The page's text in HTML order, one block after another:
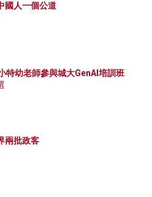
國人一個公道
特幼老師參與城大GenAI培訓班
兩批政客